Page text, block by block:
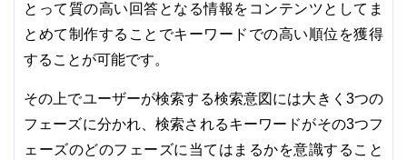
とって質の高い回答となる情報をコンテンツとしてま
とめて制作することでキーワードでの高い順位を獲得
することが可能です。
その上でユーザーが検索する検索意図には大きく3つの
フェーズに分かれ、検索されるキーワードがその3つフ
ェーズのどのフェーズに当てはまるかを意識すること